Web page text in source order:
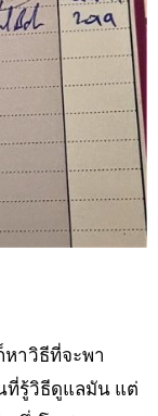
าวิธีที่จะพา
ที่รู้วิธีดูแลมัน แต่